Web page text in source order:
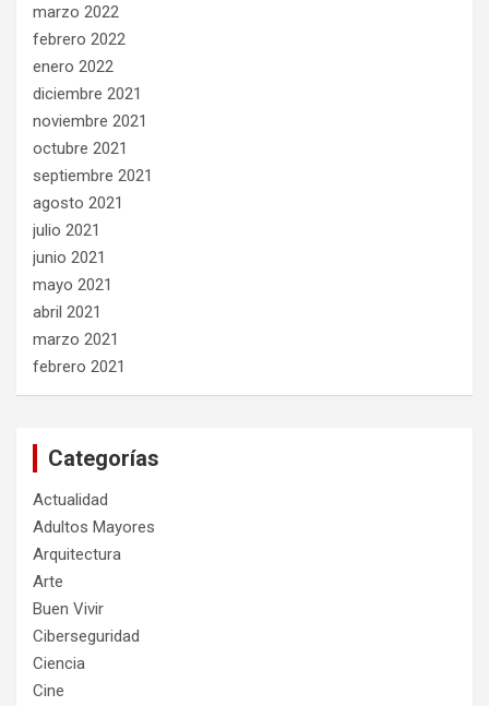
marzo 2022
febrero 2022
enero 2022
diciembre 2021
noviembre 2021
octubre 2021
septiembre 2021
agosto 2021
julio 2021
junio 2021
mayo 2021
abril 2021
marzo 2021
febrero 2021
Categorías
Actualidad
Adultos Mayores
Arquitectura
Arte
Buen Vivir
Ciberseguridad
Ciencia
Cine